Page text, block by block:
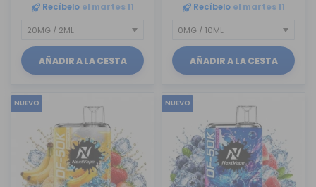
Recíbelo el martes 11
AÑADIR A LA CESTA
Recíbelo el martes 11
AÑADIR A LA CESTA
NUEVO NUEVO